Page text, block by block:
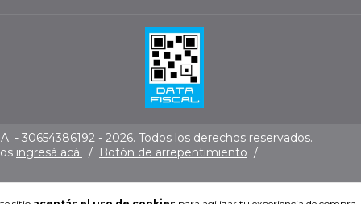
- 30654386192 - 2026. Todos los derechos reservados.
ingresá acá. / Botón de arrepentimiento /